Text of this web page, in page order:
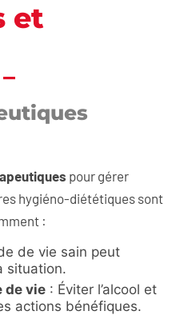
et
pour gérer
hygiéno-diététiques sont
:
de vie sain peut
situation.
de vie : Éviter l’alcool et
actions bénéfiques.